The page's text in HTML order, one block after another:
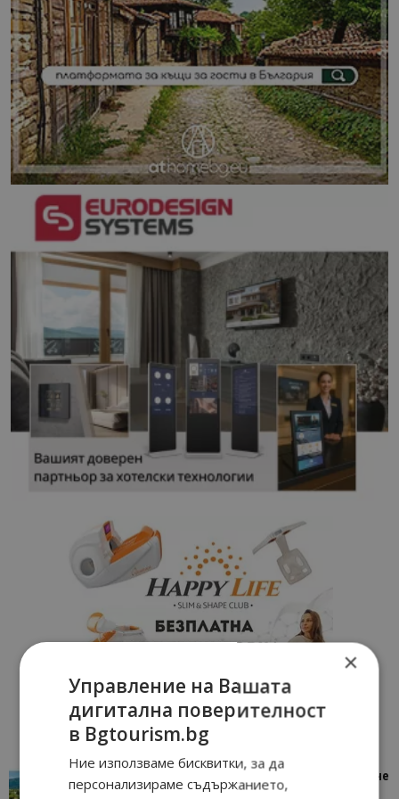
“Пощенска картичка от…”: Петрич – Изживяване
отвъд очакваното
×
Управление на Вашата
дигитална поверителност
в Bgtourism.bg
Ние използваме бисквитки, за да
персонализираме съдържанието,